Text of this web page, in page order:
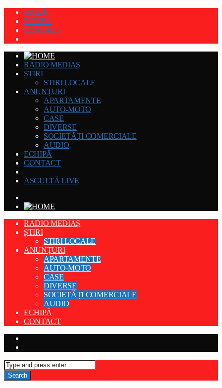
GRILĂ
ECHIPĂ
CONTACT
RADIO MEDIAȘ
ȘTIRI
STIRI LOCALE
ANUNȚURI
APARTAMENTE
AUTO-MOTO
CASE
DIVERSE
SOCIETĂȚI COMERCIALE
AUDIO
ECHIPĂ
CONTACT
ASCULTĂ LIVE
RADIO MEDIAȘ
ȘTIRI
STIRI LOCALE
ANUNȚURI
APARTAMENTE
AUTO-MOTO
CASE
DIVERSE
SOCIETĂȚI COMERCIALE
AUDIO
ECHIPĂ
CONTACT